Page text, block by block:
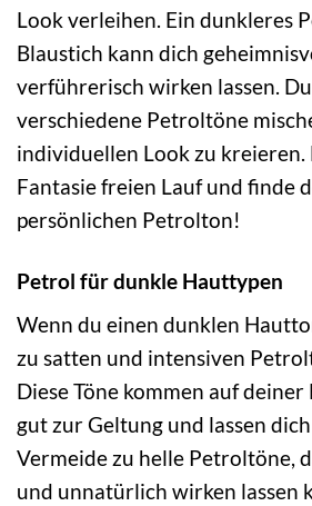
Look verleihen. Ein dunkleres
Blaustich kann dich
verführerisch wirken lassen.
verschiedene Petroltöne
individuellen Look zu kreieren.
Fantasie freien Lauf und finde
persönlichen Petrolton!
Petrol für dunkle Hauttypen
Wenn du einen dunklen
zu satten und intensiven
Diese Töne kommen auf
gut zur Geltung und lassen
Vermeide zu helle Petroltöne,
und unnatürlich wirken lassen